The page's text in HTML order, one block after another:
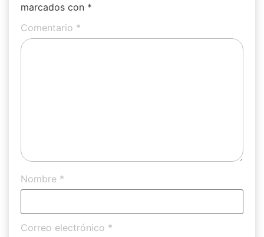
marcados con *
Comentario *
Nombre *
Correo electrónico *